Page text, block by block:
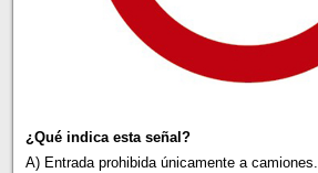
¿Qué indica esta señal?
A) Entrada prohibida únicamente a camiones.